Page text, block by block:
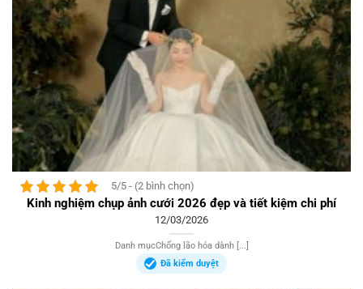
5/5 - (2 bình chọn)
Kinh nghiệm chụp ảnh cưới 2026 đẹp và tiết kiệm chi phí
12/03/2026
Danh mụcChống lão hóa dành [...]
Đã kiểm duyệt